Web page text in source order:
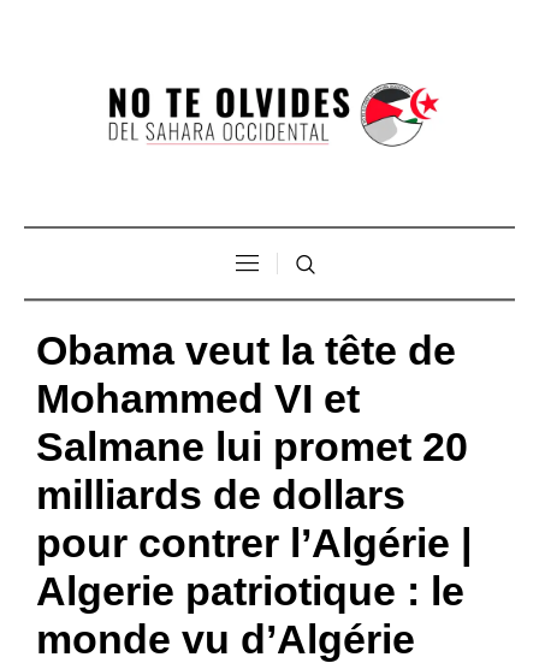
Obama veut la tête de
Mohammed VI et
Salmane lui promet 20
milliards de dollars
pour contrer l’Algérie |
Algerie patriotique : le
monde vu d’Algérie